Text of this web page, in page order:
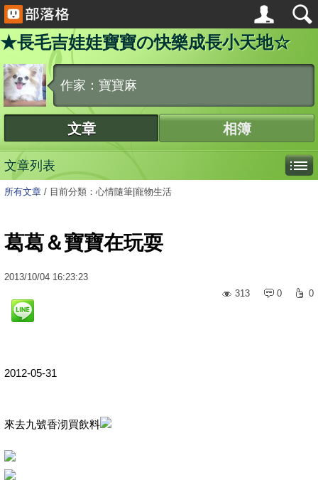
★長毛吉娃娃寶寶の快樂成長小天地☆
作家：寶寶麻
文章 相簿
文章列表
所有文章 / 目前分類：心情隨筆|寵物生活
葛葛＆寶寶在玩耍
2013/10/04 16:23:23
313
0 0
2012-05-31
來去九號香沏買飲料